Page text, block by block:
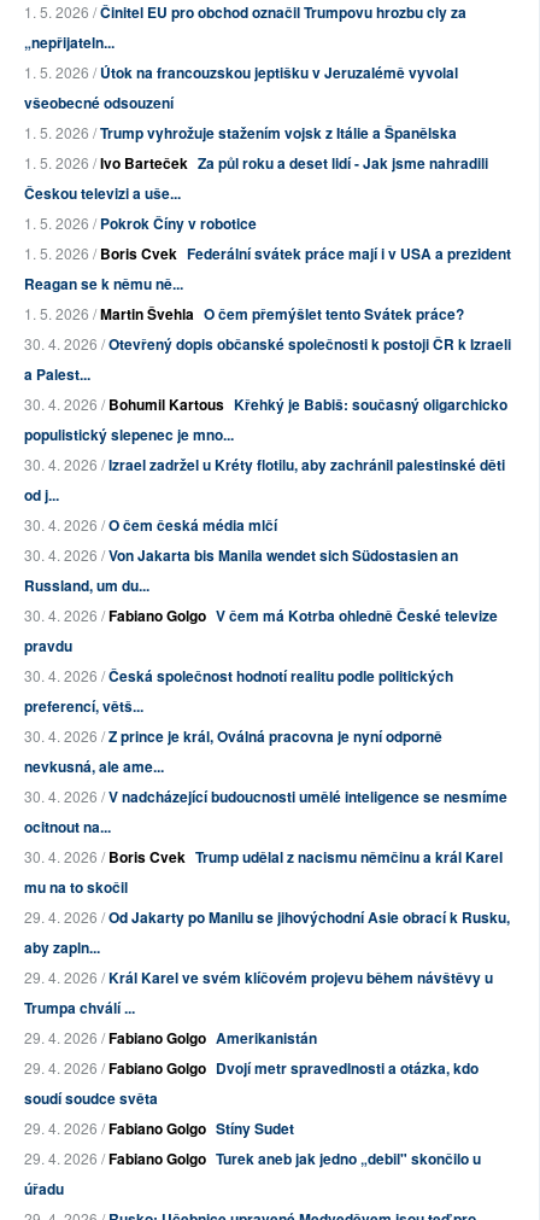
1. 5. 2026 /Činitel EU pro obchod označil Trumpovu hrozbu cly za
„nepřijateln...
1. 5. 2026 /Útok na francouzskou jeptišku v Jeruzalémě vyvolal
všeobecné odsouzení
1. 5. 2026 /Trump vyhrožuje stažením vojsk z Itálie a Španělska
1. 5. 2026 /Ivo Barteček Za půl roku a deset lidí - Jak jsme nahradili
Českou televizi a uše...
1. 5. 2026 /Pokrok Číny v robotice
1. 5. 2026 /Boris Cvek Federální svátek práce mají i v USA a prezident
Reagan se k němu ně...
1. 5. 2026 /Martin Švehla O čem přemýšlet tento Svátek práce?
30. 4. 2026 /Otevřený dopis občanské společnosti k postoji ČR k Izraeli
a Palest...
30. 4. 2026 /Bohumil Kartous Křehký je Babiš: současný oligarchicko
populistický slepenec je mno...
30. 4. 2026 /Izrael zadržel u Kréty flotilu, aby zachránil palestinské děti
od j...
30. 4. 2026 /O čem česká média mlčí
30. 4. 2026 /Von Jakarta bis Manila wendet sich Südostasien an
Russland, um du...
30. 4. 2026 /Fabiano Golgo V čem má Kotrba ohledně České televize
pravdu
30. 4. 2026 /Česká společnost hodnotí realitu podle politických
preferencí, větš...
30. 4. 2026 /Z prince je král, Oválná pracovna je nyní odporně
nevkusná, ale ame...
30. 4. 2026 /V nadcházející budoucnosti umělé inteligence se nesmíme
ocitnout na...
30. 4. 2026 /Boris Cvek Trump udělal z nacismu němčinu a král Karel
mu na to skočil
29. 4. 2026 /Od Jakarty po Manilu se jihovýchodní Asie obrací k Rusku,
aby zapln...
29. 4. 2026 /Král Karel ve svém klíčovém projevu během návštěvy u
Trumpa chválí ...
29. 4. 2026 /Fabiano Golgo Amerikanistán
29. 4. 2026 /Fabiano Golgo Dvojí metr spravedlnosti a otázka, kdo
soudí soudce světa
29. 4. 2026 /Fabiano Golgo Stíny Sudet
29. 4. 2026 /Fabiano Golgo Turek aneb jak jedno „debil" skončilo u
úřadu